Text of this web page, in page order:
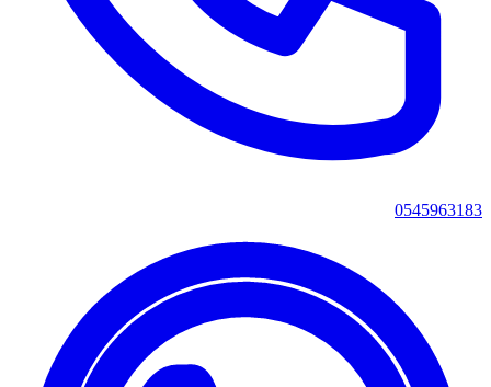
0545963183